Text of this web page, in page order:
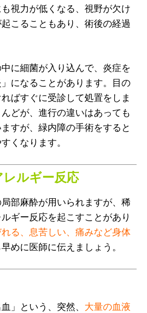
視力が低くなる、視野が欠け
こることもあり、術後の経過
に細菌が入り込んで、炎症を
になることがあります。目の
ばすぐに受診して処置をしま
どが、進行の違いはあっても
すが、緑内障の手術をすると
くなります。
ルギー反応
部麻酔が用いられますが、稀
ギー反応を起こすことがあり
る、息苦しい、痛みなど身体
めに医師に伝えましょう。
」という、突然、 大量の血液